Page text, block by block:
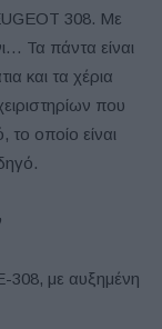
308. Με
Τα πάντα είναι
και τα χέρια
που
το οποίο είναι
308, με αυξημένη